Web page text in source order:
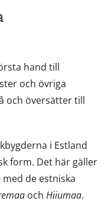
hand till
och övriga
och översätter till
i Estland
form. Det här gäller
med de estniska
och Hiiumaa.